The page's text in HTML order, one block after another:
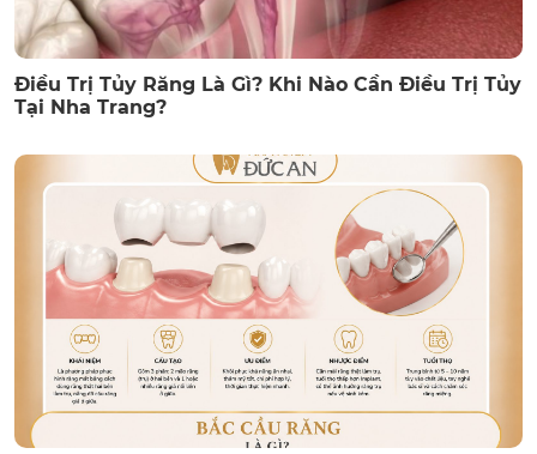
Điều Trị Tủy Răng Là Gì? Khi Nào Cần Điều Trị Tủy
Tại Nha Trang?